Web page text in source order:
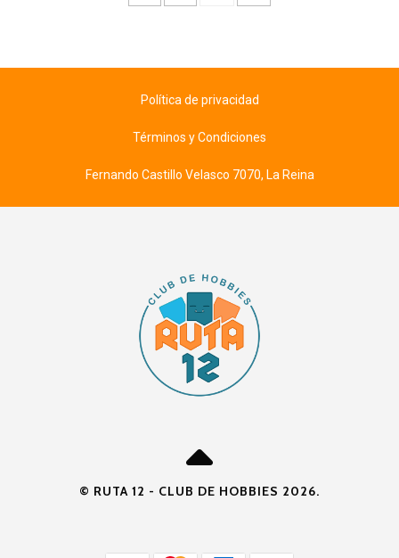
Política de privacidad
Términos y Condiciones
Fernando Castillo Velasco 7070, La Reina
© RUTA 12 - CLUB DE HOBBIES 2026.